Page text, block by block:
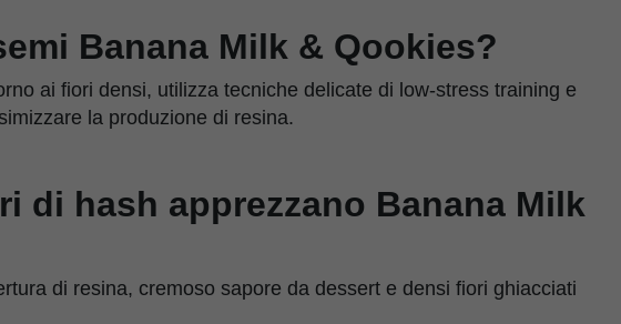
Banana Milk & Qookies?
ai fiori densi, utilizza tecniche delicate di low-stress training e
la produzione di resina.
di hash apprezzano Banana Milk
di resina, cremoso sapore da dessert e densi fiori ghiacciati